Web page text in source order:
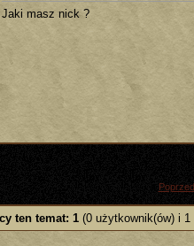
Jaki masz nick ?
ten temat: 1 (0 użytkownik(ów) i 1